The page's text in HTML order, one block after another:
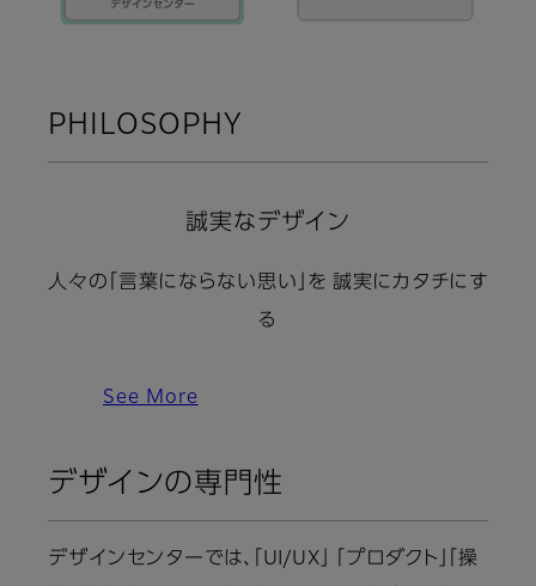
PHILOSOPHY
誠実なデザイン
人々の「言葉にならない思い」を 誠実にカタチにす
る
See More
デザインの専門性
デザインセンターでは、「UI/UX」 「プロダクト」「操